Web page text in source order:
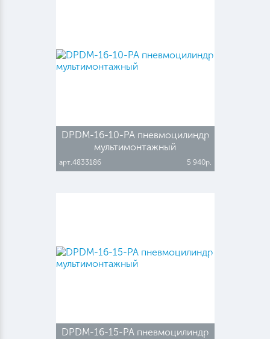
DPDM-16-10-PA пневмоцилиндр
мультимонтажный
арт.4833186 5 940р.
DPDM-16-15-PA пневмоцилиндр